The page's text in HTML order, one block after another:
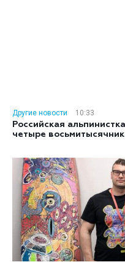
Другие новости
10:33
Российская
четыре